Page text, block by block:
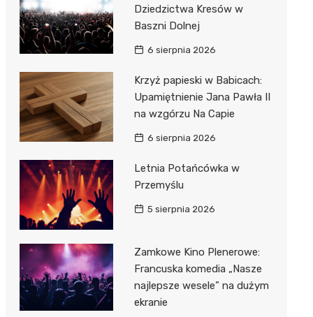
Dziedzictwa Kresów w
Baszni Dolnej
6 sierpnia 2026
Krzyż papieski w Babicach:
Upamiętnienie Jana Pawła II
na wzgórzu Na Capie
6 sierpnia 2026
Letnia Potańcówka w
Przemyślu
5 sierpnia 2026
Zamkowe Kino Plenerowe:
Francuska komedia „Nasze
najlepsze wesele” na dużym
ekranie